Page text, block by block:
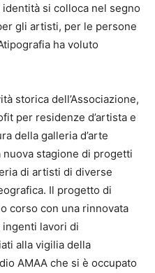
si colloca nel segno
gli artisti, per le persone
ha voluto
storica dell’Associazione,
per residenze d’artista e
della galleria d’arte
stagione di progetti
di artisti di diverse
Il progetto di
corso con una rinnovata
ingenti lavori di
alla vigilia della
AMAA che si è occupato